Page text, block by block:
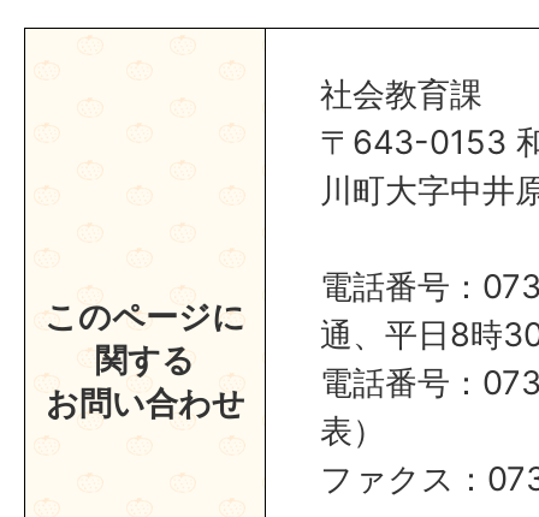
このページに
関する
お問い合わせ
社会教育課
〒643-0153
川町大字中井
電話番号：
通、平日8時
電話番号：
表）
ファクス：